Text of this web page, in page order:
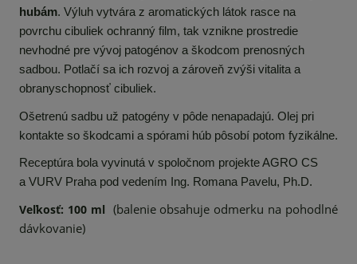
hubám. Výluh vytvára z aromatických látok rasce na
povrchu cibuliek ochranný film, tak vznikne prostredie
nevhodné pre vývoj patogénov a škodcom prenosných
sadbou. Potlačí sa ich rozvoj a zároveň zvýši vitalita a
obranyschopnosť cibuliek.
Ošetrenú sadbu už patogény v pôde nenapadajú. Olej pri
kontakte so škodcami a spórami húb pôsobí potom fyzikálne.
Receptúra bola vyvinutá v spoločnom projekte AGRO CS
a VURV Praha pod vedením Ing. Romana Pavelu, Ph.D.
Veľkosť: 100 ml (balenie obsahuje odmerku na pohodlné
dávkovanie)